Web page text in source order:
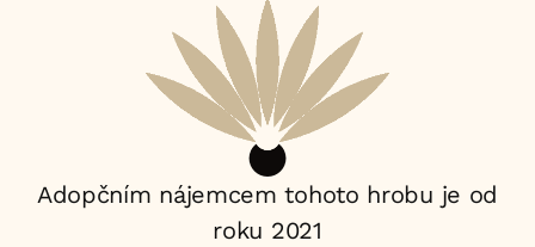
nájemce:
Adopčním nájemcem tohoto hrobu je od
roku 2021